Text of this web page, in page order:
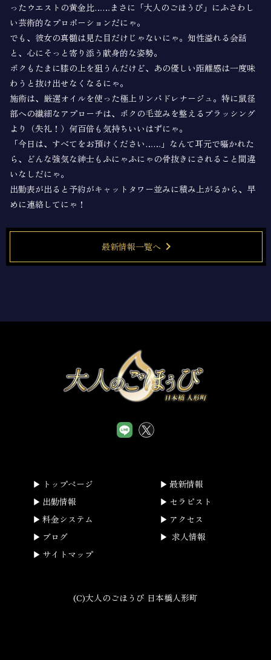
ったウエストの黄金比……まさに「大人のごほうび」にふさわし
い芸術的なプロポーションだにゃ。
でも、彼女の真髄は見た目だけじゃないにゃ。知性溢れる会話
と、心にそっと寄り添う献身的な姿勢。
ボクもたまに膝の上を狙うんだけど、あの優しい距離感は一度味
わうと抜け出せなくなるにゃ。
施術は、厳選オイルを使った極上リンパドレナージュ。特に鼠径
部への繊細なアプローチは、ボクの毛並みを整えるブラッシング
より（失礼！）何百倍も気持ちいいはずにゃ。
「今日は、すべてをお預けください……」なんて耳元で囁かれた
ら、どんな強気な紳士もふにゃふにゃの骨抜きにされること間違
いなしだにゃ。
出勤表が出ると予約がキャットタワー並みに積み上がるから、早
めに連絡してにゃ！
最新情報一覧へ chevron_right
トップページ
最新情報
出勤情報
セラピスト
料金システム
アクセス
ブログ
求人情報
サイトマップ
(C)大人のごほうび 日本橋人形町